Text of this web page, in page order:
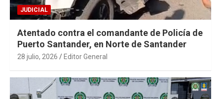
JUDICIAL
Atentado contra el comandante de Policía de
Puerto Santander, en Norte de Santander
28 julio, 2026 Editor General